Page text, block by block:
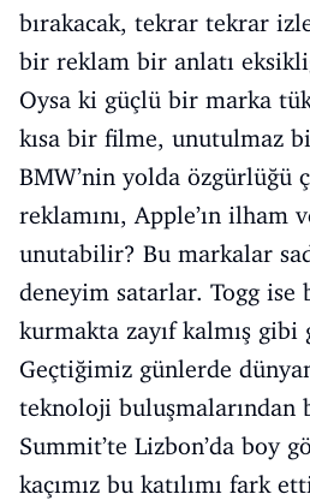
bırakacak, tekrar tekrar
bir reklam bir anlatı
Oysa ki güçlü bir marka
kısa bir filme, unutulmaz
BMW’nin yolda özgürlüğü
reklamını, Apple’ın ilham
unutabilir? Bu markalar
deneyim satarlar. Togg ise
kurmakta zayıf kalmış gibi
Geçtiğimiz günlerde
teknoloji buluşmalarından
Summit’te Lizbon’da boy
kaçımız bu katılımı fark